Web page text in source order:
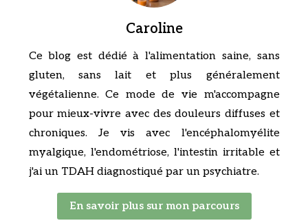
Caroline
Ce blog est dédié à l'alimentation saine, sans
gluten, sans lait et plus généralement
végétalienne. Ce mode de vie m'accompagne
pour mieux-vivre avec des douleurs diffuses et
chroniques. Je vis avec l'encéphalomyélite
myalgique, l'endométriose, l'intestin irritable et
j'ai un TDAH diagnostiqué par un psychiatre.
En savoir plus sur mon parcours